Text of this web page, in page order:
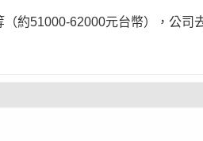
約51000-62000元台幣），公司